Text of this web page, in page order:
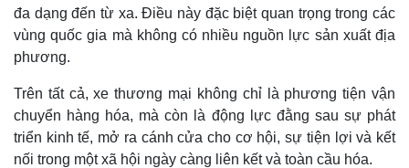
đa dạng đến từ xa. Điều này đặc biệt quan trọng trong các
vùng quốc gia mà không có nhiều nguồn lực sản xuất địa
phương.
Trên tất cả, xe thương mại không chỉ là phương tiện vận
chuyển hàng hóa, mà còn là động lực đằng sau sự phát
triển kinh tế, mở ra cánh cửa cho cơ hội, sự tiện lợi và kết
nối trong một xã hội ngày càng liên kết và toàn cầu hóa.